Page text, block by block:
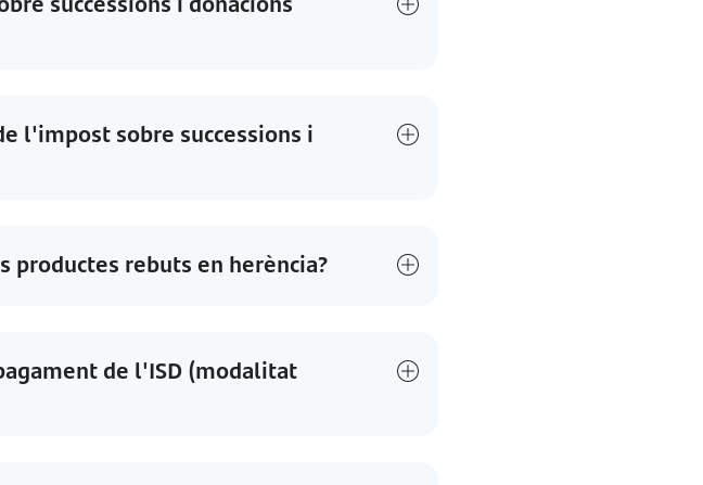
l'impost sobre successions i
productes rebuts en herència?
de l'ISD (modalitat